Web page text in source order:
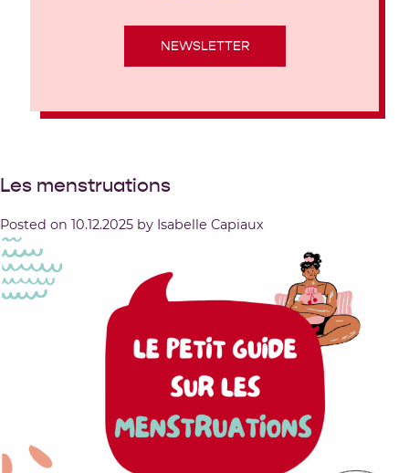
NEWSLETTER
Les menstruations
Posted on 10.12.2025 by Isabelle Capiaux